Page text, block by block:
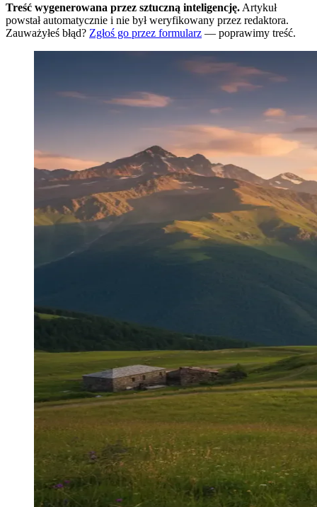
Treść wygenerowana przez sztuczną inteligencję. Artykuł
powstał automatycznie i nie był weryfikowany przez redaktora.
Zauważyłeś błąd? Zgłoś go przez formularz — poprawimy treść.